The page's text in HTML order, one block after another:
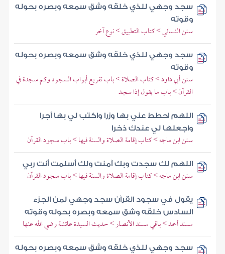
سجد وجهي للذي خلقه وشق سمعه وبصره بحوله
وقوته
سنن النسائي > كتاب التطبيق > نوع آخر
سجد وجهي للذي خلقه وشق سمعه وبصره بحوله
وقوته
سنن أبي داود > كتاب الصلاة > باب تفريع أبواب السجود وكم سجدة في
القرآن > باب ما يقول إذا سجد
اللهم احطط عني بها وزرا واكتب لي بها أجرا
واجعلها لي عندك ذخرا
سنن ابن ماجه > كتاب إقامة الصلاة والسنة فيها > باب سجود القرآن
اللهم لك سجدت وبك آمنت ولك أسلمت أنت ربي
سنن ابن ماجه > كتاب إقامة الصلاة والسنة فيها > باب سجود القرآن
يقول في سجود القرآن سجد وجهي لمن الجزء
السادس خلقه وشق سمعه وبصره بحوله وقوته
مسند أحمد > باقي مسند الأنصار > حديث السيدة عائشة رضي الله عنها
سجد وجهي للذي خلقه وشق سمعه وبصره بحوله